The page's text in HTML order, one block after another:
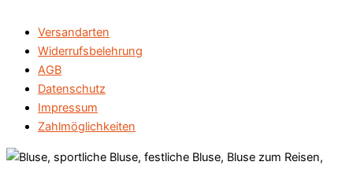
Versandarten
Widerrufsbelehrung
AGB
Datenschutz
Impressum
Zahlmöglichkeiten